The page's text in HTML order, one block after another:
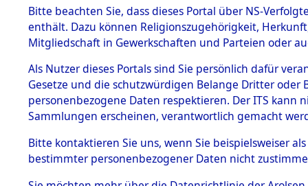
BESTÄNDE
1.
mente
5. Verschiedenes
5.3
Todesmärsche
5.3.1 Alliierte
Erhebungen
zu
Todesmärsch
en
Dead -
Branch -
Bitte beachten Sie, dass dieses Portal über NS-
enthält. Dazu können Religionszugehörigkeit,
Mitgliedschaft in Gewerkschaften und Parteien oder
Als Nutzer dieses Portals sind Sie persönlich dafür
Gesetze und die schutzwürdigen Belange Dritter
personenbezogene Daten respektieren. Der ITS
Sammlungen erscheinen, verantwortlich gemacht
Bitte kontaktieren Sie uns, wenn Sie beispielsweiser
bestimmter personenbezogener Daten nicht